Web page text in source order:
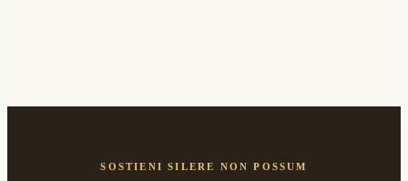
SOSTIENI SILERE NON POSSUM